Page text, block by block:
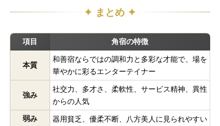
✦ まとめ ✦
項目 角宿の特徴
本質
和善宿ならではの調和力と多彩な才能で、場を
華やかに彩るエンターテイナー
強み
社交力、多才さ、柔軟性、サービス精神、異性
からの人気
弱み 器用貧乏、優柔不断、八方美人に見られやすい